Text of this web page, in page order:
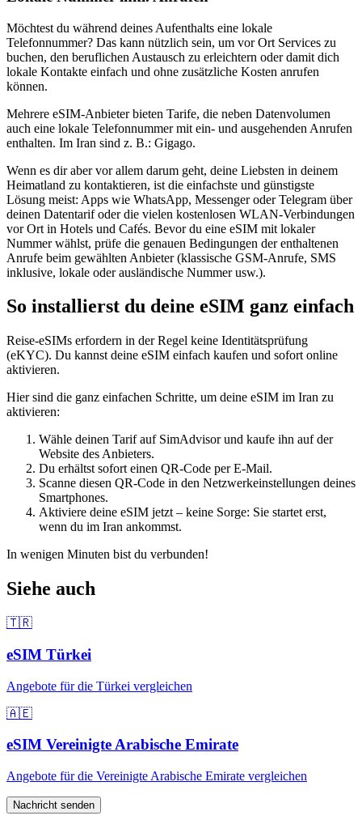
Möchtest du während deines Aufenthalts eine lokale
Telefonnummer? Das kann nützlich sein, um vor Ort Services zu
buchen, den beruflichen Austausch zu erleichtern oder damit dich
lokale Kontakte einfach und ohne zusätzliche Kosten anrufen
können.
Mehrere eSIM-Anbieter bieten Tarife, die neben Datenvolumen
auch eine lokale Telefonnummer mit ein- und ausgehenden Anrufen
enthalten. Im Iran sind z. B.: Gigago.
Wenn es dir aber vor allem darum geht, deine Liebsten in deinem
Heimatland zu kontaktieren, ist die einfachste und günstigste
Lösung meist: Apps wie WhatsApp, Messenger oder Telegram über
deinen Datentarif oder die vielen kostenlosen WLAN-Verbindungen
vor Ort in Hotels und Cafés. Bevor du eine eSIM mit lokaler
Nummer wählst, prüfe die genauen Bedingungen der enthaltenen
Anrufe beim gewählten Anbieter (klassische GSM-Anrufe, SMS
inklusive, lokale oder ausländische Nummer usw.).
So installierst du deine eSIM ganz einfach
Reise-eSIMs erfordern in der Regel keine Identitätsprüfung
(eKYC). Du kannst deine eSIM einfach kaufen und sofort online
aktivieren.
Hier sind die ganz einfachen Schritte, um deine eSIM im Iran zu
aktivieren:
Wähle deinen Tarif auf SimAdvisor und kaufe ihn auf der
Website des Anbieters.
Du erhältst sofort einen QR-Code per E-Mail.
Scanne diesen QR-Code in den Netzwerkeinstellungen deines
Smartphones.
Aktiviere deine eSIM jetzt – keine Sorge: Sie startet erst,
wenn du im Iran ankommst.
In wenigen Minuten bist du verbunden!
Siehe auch
🇹🇷
eSIM Türkei
Angebote fürdie Türkei vergleichen
🇦🇪
eSIM Vereinigte Arabische Emirate
Angebote fürdie Vereinigte Arabische Emirate vergleichen
Nachricht senden